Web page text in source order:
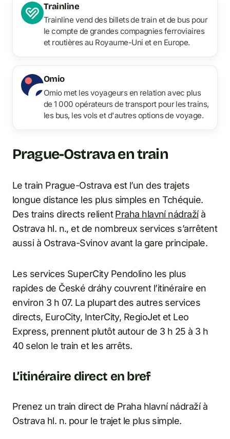
Trainline
Trainline vend des billets de train et de bus pour
le compte de grandes compagnies ferroviaires
et routières au Royaume-Uni et en Europe.
Omio
Omio met les voyageurs en relation avec plus
de 1 000 opérateurs de transport pour les trains,
les bus, les vols et d'autres options de voyage.
Prague-Ostrava en train
Le train Prague-Ostrava est l’un des trajets
longue distance les plus simples en Tchéquie.
Des trains directs relientPraha hlavní nádražíà
Ostrava hl. n., et de nombreux services s’arrêtent
aussi à Ostrava-Svinov avant la gare principale.
Les services SuperCity Pendolino les plus
rapides de České dráhy couvrent l’itinéraire en
environ 3 h 07. La plupart des autres services
directs, EuroCity, InterCity, RegioJet et Leo
Express, prennent plutôt autour de 3 h 25 à 3 h
40 selon le train et les arrêts.
L’itinéraire direct en bref
Prenez un train direct de Praha hlavní nádraží à
Ostrava hl. n. pour le trajet le plus simple.